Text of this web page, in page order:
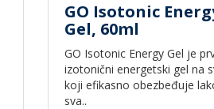
GO Isotonic
Gel, 60ml
GO Isotonic Energy Gel je
izotonični energetski gel na
koji efikasno obezbeđuje
sva..